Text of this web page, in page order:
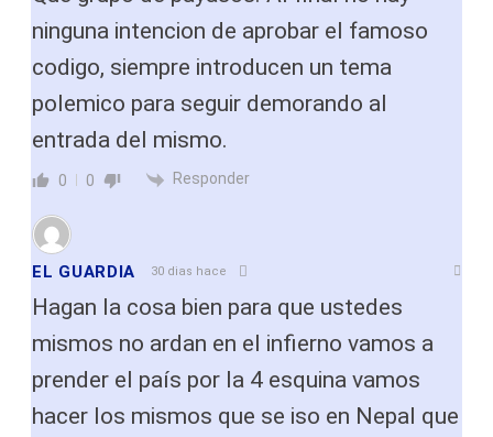
ninguna intencion de aprobar el famoso
codigo, siempre introducen un tema
polemico para seguir demorando al
entrada del mismo.
0 0 Responder
EL GUARDIA 30 dias hace
Hagan la cosa bien para que ustedes
mismos no ardan en el infierno vamos a
prender el país por la 4 esquina vamos
hacer los mismos que se iso en Nepal que